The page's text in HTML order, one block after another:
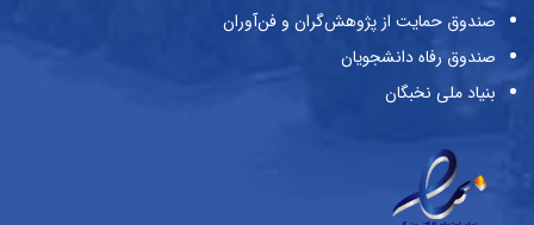
صندوق حمایت از پژوهش‌گران و فن‌آوران
صندوق رفاه دانشجویان
بنیاد ملی نخبگان